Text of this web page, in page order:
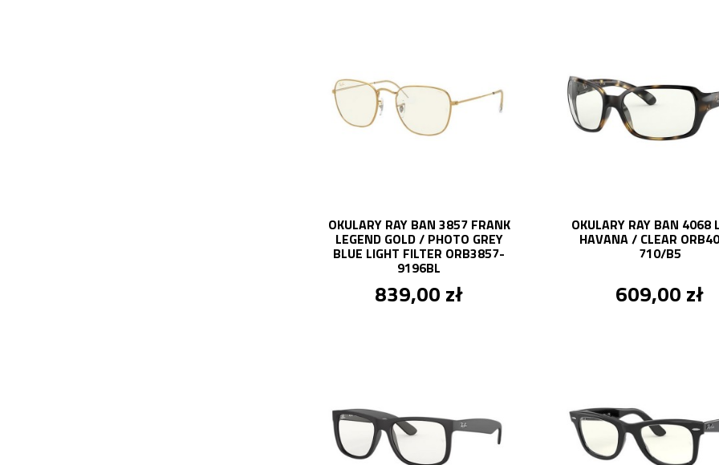
OKULARY RAY BAN 3857 FRANK
LEGEND GOLD / PHOTO GREY
BLUE LIGHT FILTER ORB3857-
9196BL
839,00 zł
OKULARY RAY BAN 4068
HAVANA / CLEAR
710/B5
609,00 zł